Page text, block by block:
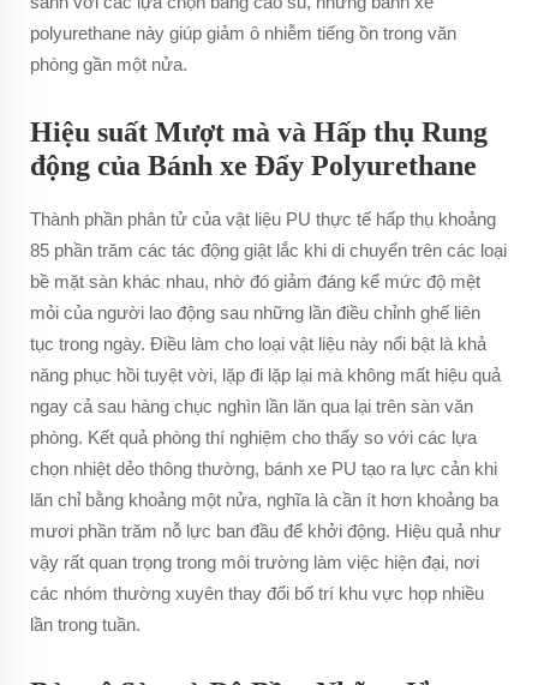
polyurethane này giúp giảm ô nhiễm tiếng ồn trong văn
phòng gần một nửa.
Hiệu suất Mượt mà và Hấp thụ Rung
động của Bánh xe Đẩy Polyurethane
Thành phần phân tử của vật liệu PU thực tế hấp thụ khoảng
85 phần trăm các tác động giật lắc khi di chuyển trên các loại
bề mặt sàn khác nhau, nhờ đó giảm đáng kể mức độ mệt
mỏi của người lao động sau những lần điều chỉnh ghế liên
tục trong ngày. Điều làm cho loại vật liệu này nổi bật là khả
năng phục hồi tuyệt vời, lặp đi lặp lại mà không mất hiệu quả
ngay cả sau hàng chục nghìn lần lăn qua lại trên sàn văn
phòng. Kết quả phòng thí nghiệm cho thấy so với các lựa
chọn nhiệt dẻo thông thường, bánh xe PU tạo ra lực cản khi
lăn chỉ bằng khoảng một nửa, nghĩa là cần ít hơn khoảng ba
mươi phần trăm nỗ lực ban đầu để khởi động. Hiệu quả như
vậy rất quan trọng trong môi trường làm việc hiện đại, nơi
các nhóm thường xuyên thay đổi bố trí khu vực họp nhiều
lần trong tuần.